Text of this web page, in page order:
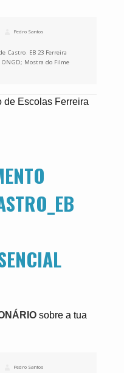
Autor
Pedro Santos
Castro EB 23 Ferreira
Mostra do Filme
de Escolas Ferreira
sobre a tua
Autor
Pedro Santos